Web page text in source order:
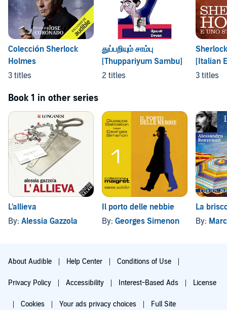
Colección Sherlock
Holmes
3 titles
துப்பறியும் சாம்பு
[Thuppariyum Sambu]
2 titles
[Italian
3 titles
Book 1 in other series
L'allieva
By: Alessia Gazzola
Il porto delle nebbie
By: Georges Simenon
La
By:
About Audible Help Center Conditions of Use
Privacy Policy Accessibility Interest-Based Ads License
Cookies Your ads privacy choices Full Site